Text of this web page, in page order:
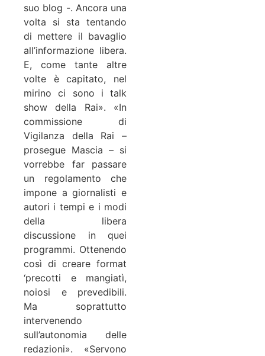
suo blog -. Ancora una
volta si sta tentando
di mettere il bavaglio
all’informazione libera.
E, come tante altre
volte è capitato, nel
mirino ci sono i talk
show della Rai». «In
commissione di
Vigilanza della Rai –
prosegue Mascia – si
vorrebbe far passare
un regolamento che
impone a giornalisti e
autori i tempi e i modi
della libera
discussione in quei
programmi. Ottenendo
così di creare format
‘precotti e mangiatì,
noiosi e prevedibili.
Ma soprattutto
intervenendo
sull’autonomia delle
redazioni». «Servono